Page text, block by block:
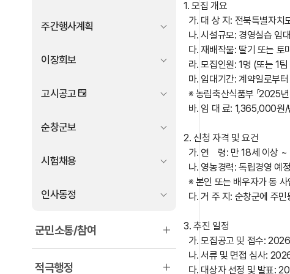
주간행사계획
이장회보
고시공고
순창군보
시험채용
인사동정
군민소통/참여
적극행정
1. 모집 개요
가. 대 상 지: 전북특별자
나. 시설규모: 경영실습 임
다. 재배작물: 딸기 또는 토
라. 모집인원: 1명 (또는 1
마. 임대기간: 계약일로부
※ 농림축산식품부 「2025
바. 임 대 료: 1,365,000원/
2. 신청 자격 및 요건
가. 연 령: 만 18세 이상 ~
나. 영농경력: 독립경영 예
※ 본인 또는 배우자가 동
다. 거 주 지: 순창군에 주
3. 추진 일정
가. 모집공고 및 접수:
나. 서류 및 면접 심사:
다. 대상자 선정 및 발표: